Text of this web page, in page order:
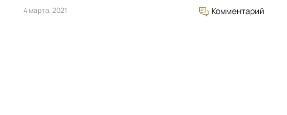
4 марта, 2021 Комментарий